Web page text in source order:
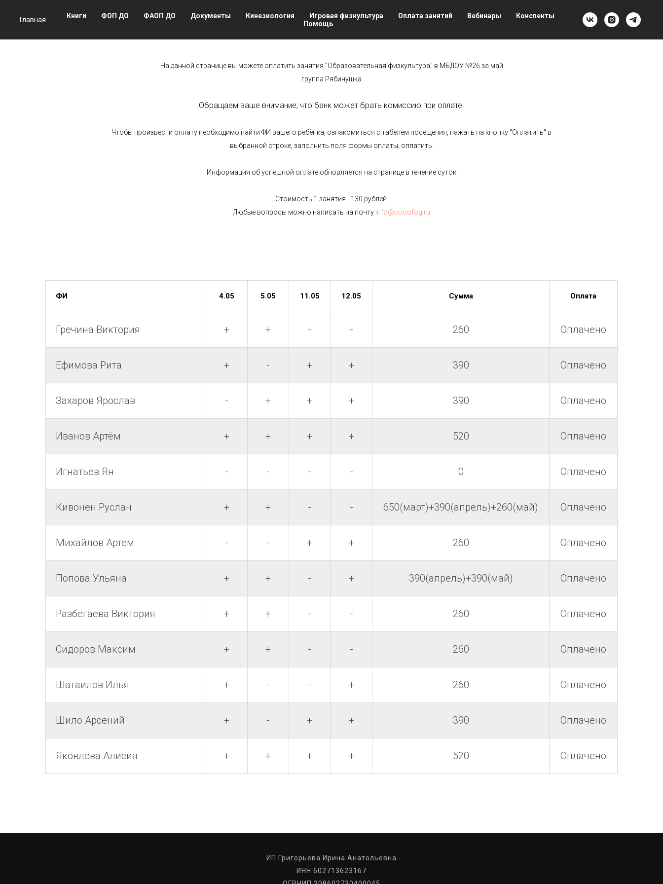
Главная Книги ФОП ДО ФАОП ДО Документы Кинезиология Игровая физкультура Оплата занятий Вебинары
Конспекты
Помощь
На данной странице вы можете оплатить занятия "Образовательная физкультура" в МБДОУ №26 за май
группа Рябинушка
Обращаем ваше внимание, что банк может брать комиссию при оплате.
Чтобы произвести оплату необходимо найти ФИ вашего ребёнка, ознакомиться с табелем посещения, нажать на кнопку "Оплатить" в
выбранной строке, заполнить поля формы оплаты, оплатить.
Информация об успешной оплате обновляется на странице в течение суток
Стоимость 1 занятия - 130 рублей.
Любые вопросы можно написать на почту info@pooofog.ru
ФИ 4.05 5.05 11.05 12.05 Сумма Оплата
Гречина Виктория + + - - 260 Оплачено
Ефимова Рита + - + + 390 Оплачено
Захаров Ярослав - + + + 390 Оплачено
Иванов Артём + + + + 520 Оплачено
Игнатьев Ян - - - - 0 Оплачено
Кивонен Руслан + + - - 650(март)+390(апрель)+260(май) Оплачено
Михайлов Артём - - + + 260 Оплачено
Попова Ульяна + + - + 390(апрель)+390(май) Оплачено
Разбегаева Виктория + + - - 260 Оплачено
Сидоров Максим + + - - 260 Оплачено
Шатаилов Илья + - - + 260 Оплачено
Шило Арсений + - + + 390 Оплачено
Яковлева Алисия + + + + 520 Оплачено
ИП Григорьева Ирина Анатольевна
ИНН 602713623167